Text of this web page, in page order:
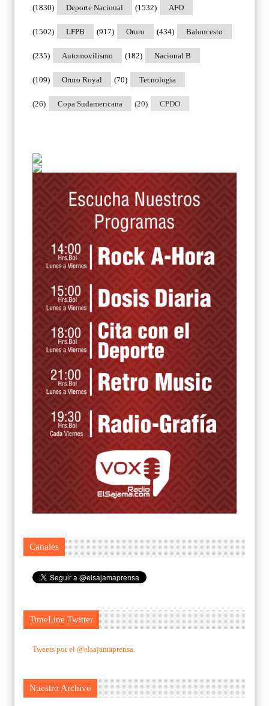
Deporte Nacional
(1830) AFO
(1532)
LFPB
(1502) Oruro
(917) Baloncesto
(434)
Automovilismo
(235) Nacional B
(182)
Oruro Royal
(109) Tecnologia
(70)
Copa Sudamericana
(26) CPDO
(20)
Canales
TimeLine Twitter
Tweets por el @elsajamaprensa.
Nuestro Archivo